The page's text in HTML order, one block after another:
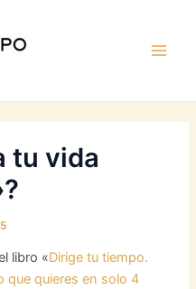
tu vida
libro «Dirige tu tiempo.
que quieres en solo 4